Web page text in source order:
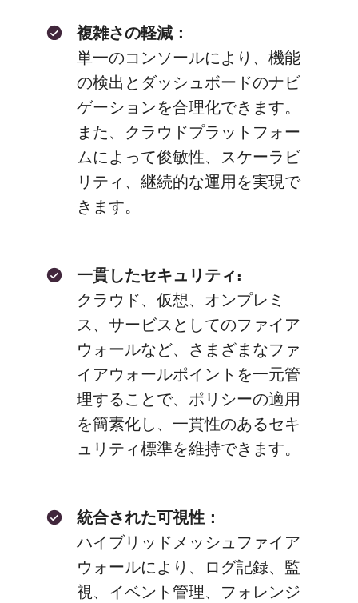
複雑さの軽減：
単一のコンソールにより、機能
の検出とダッシュボードのナビ
ゲーションを合理化できます。
また、クラウドプラットフォー
ムによって俊敏性、スケーラビ
リティ、継続的な運用を実現で
きます。
一貫したセキュリティ:
クラウド、仮想、オンプレミ
ス、サービスとしてのファイア
ウォールなど、さまざまなファ
イアウォールポイントを一元管
理することで、ポリシーの適用
を簡素化し、一貫性のあるセキ
ュリティ標準を維持できます。
統合された可視性：
ハイブリッドメッシュファイア
ウォールにより、ログ記録、監
視、イベント管理、フォレンジ